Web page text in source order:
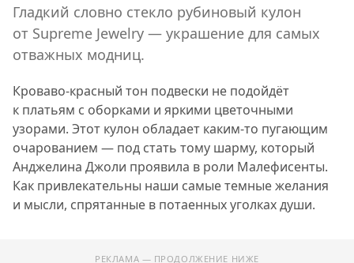
Гладкий словно стекло рубиновый кулон
от Supreme Jewelry — украшение для самых
отважных модниц.
Кроваво-красный тон подвески не подойдёт
к платьям с оборками и яркими цветочными
узорами. Этот кулон обладает каким-то пугающим
очарованием — под стать тому шарму, который
Анджелина Джоли проявила в роли Малефисенты.
Как привлекательны наши самые темные желания
и мысли, спрятанные в потаенных уголках души.
РЕКЛАМА — ПРОДОЛЖЕНИЕ НИЖЕ